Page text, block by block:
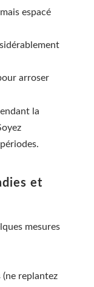
espacé
arroser
la
et
mesures
replantez